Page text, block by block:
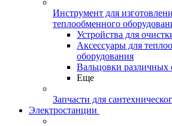
Инструмент для
теплообменного
Устройства для
Аксессуары для
оборудования
Вальцовки различных
Еще
Запчасти для
Электростанции